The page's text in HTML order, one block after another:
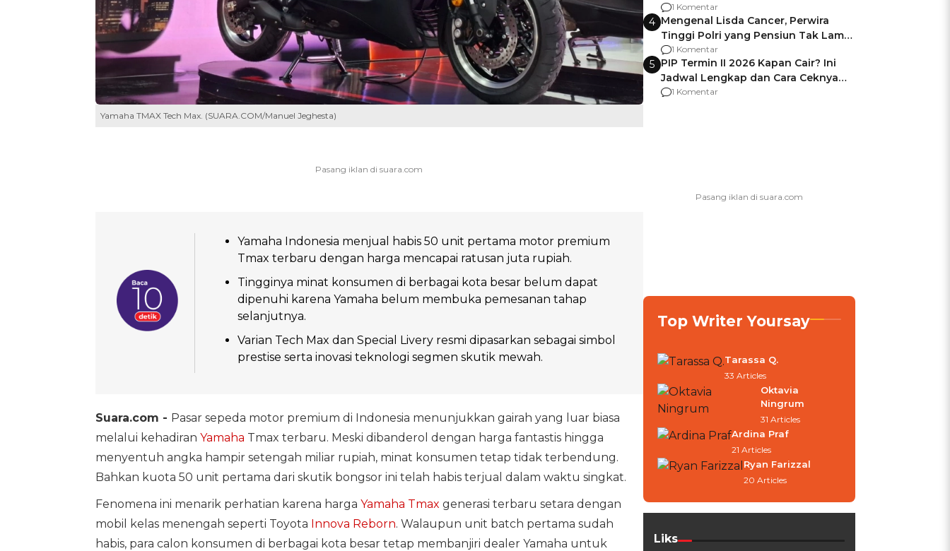
Yamaha TMAX Tech Max. (SUARA.COM/Manuel Jeghesta)
Yamaha Indonesia menjual habis 50 unit pertama motor premium
Tmax terbaru dengan harga mencapai ratusan juta rupiah.
Tingginya minat konsumen di berbagai kota besar belum dapat
dipenuhi karena Yamaha belum membuka pemesanan tahap
selanjutnya.
Varian Tech Max dan Special Livery resmi dipasarkan sebagai simbol
prestise serta inovasi teknologi segmen skutik mewah.
Suara.com - Pasar sepeda motor premium di Indonesia menunjukkan gairah yang luar biasa
melalui kehadiran Yamaha Tmax terbaru. Meski dibanderol dengan harga fantastis hingga
menyentuh angka hampir setengah miliar rupiah, minat konsumen tetap tidak terbendung.
Bahkan kuota 50 unit pertama dari skutik bongsor ini telah habis terjual dalam waktu singkat.
Fenomena ini menarik perhatian karena harga Yamaha Tmax generasi terbaru setara dengan
mobil kelas menengah seperti Toyota Innova Reborn. Walaupun unit batch pertama sudah
habis, para calon konsumen di berbagai kota besar tetap membanjiri dealer Yamaha untuk
Berencana Pakai Jimat di Pakansari
1 Komentar
4 Mengenal Lisda Cancer, Perwira
Tinggi Polri yang Pensiun Tak Lama
Usai Jadi Brigjen
1 Komentar
5 PIP Termin II 2026 Kapan Cair? Ini
Jadwal Lengkap dan Cara Ceknya
agar Dana Tidak Hangus!
1 Komentar
Top Writer Yoursay
Tarassa Q.
33 Articles
Oktavia
Ningrum
31 Articles
Ardina Praf
21 Articles
Ryan Farizzal
20 Articles
Liks